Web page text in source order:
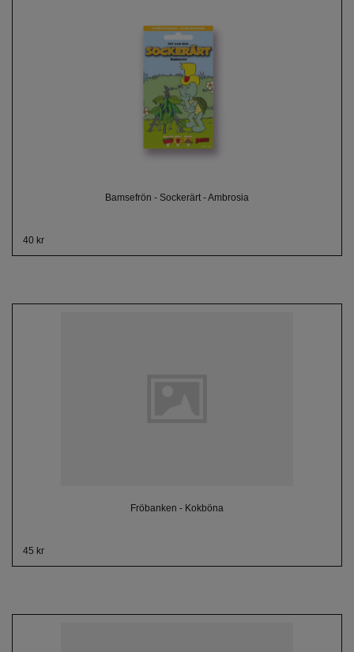
Bamsefrön - Sockerärt - Ambrosia
40 kr
Fröbanken - Kokböna
45 kr